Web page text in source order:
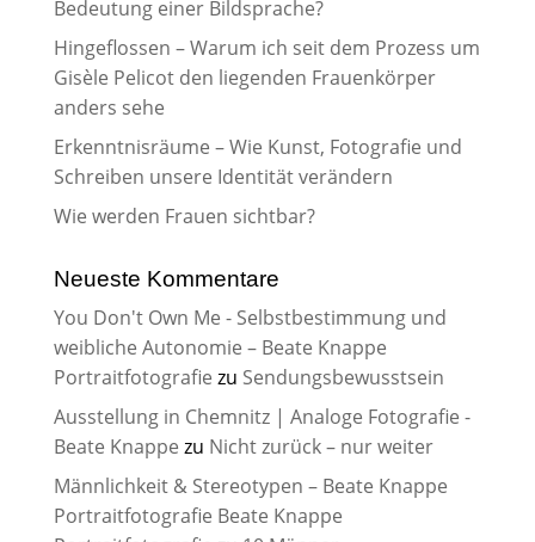
Bedeutung einer Bildsprache?
Hingeflossen – Warum ich seit dem Prozess um
Gisèle Pelicot den liegenden Frauenkörper
anders sehe
Erkenntnisräume – Wie Kunst, Fotografie und
Schreiben unsere Identität verändern
Wie werden Frauen sichtbar?
Neueste Kommentare
You Don't Own Me - Selbstbestimmung und
weibliche Autonomie – Beate Knappe
Portraitfotografie zu Sendungsbewusstsein
Ausstellung in Chemnitz | Analoge Fotografie -
Beate Knappe zu Nicht zurück – nur weiter
Männlichkeit & Stereotypen – Beate Knappe
Portraitfotografie Beate Knappe